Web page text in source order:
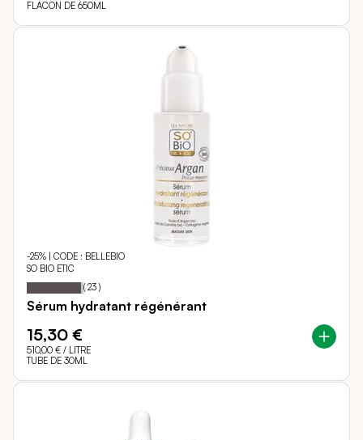
FLACON DE 650ML
-25% | CODE : BELLEBIO
SO BIO ETIC
Notation: 96
% of
( 23 )
Sérum hydratant régénérant
15,30 €
510,00 € / LITRE
TUBE DE 30ML